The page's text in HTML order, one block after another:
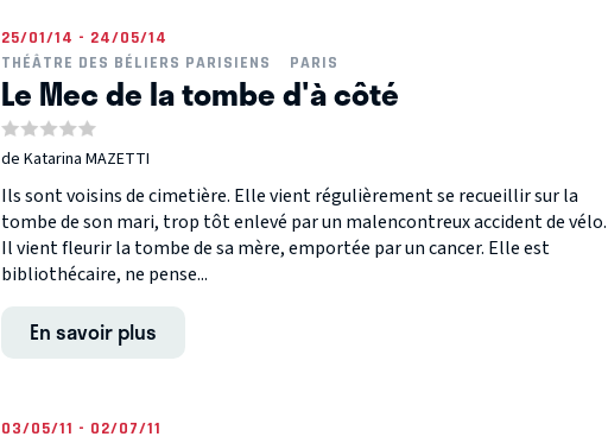
25/01/14 - 24/05/14
THÉÂTRE DES BÉLIERS PARISIENS
PARIS
Le Mec de la tombe d'à côté
de Katarina MAZETTI
Ils sont voisins de cimetière. Elle vient régulièrement se recueillir sur la
tombe de son mari, trop tôt enlevé par un malencontreux accident de vélo.
Il vient fleurir la tombe de sa mère, emportée par un cancer. Elle est
bibliothécaire, ne pense...
En savoir plus
03/05/11 - 02/07/11